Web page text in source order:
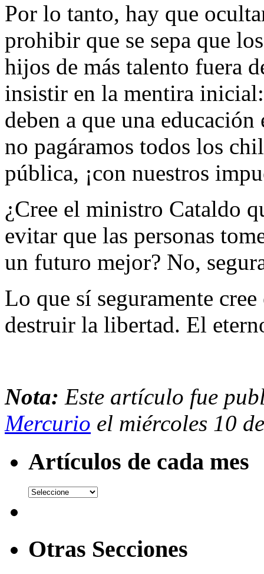
Por lo tanto, hay que
prohibir que se sepa que
hijos de más talento fuera
insistir en la mentira
deben a que una
no pagáramos todos los
pública, ¡con nuestros
¿Cree el ministro Cataldo
evitar que las personas
un futuro mejor? No,
Lo que sí seguramente
destruir la libertad. El
Nota: Este artículo fue
Mercurio el miércoles 10
Artículos de cada mes
Otras Secciones